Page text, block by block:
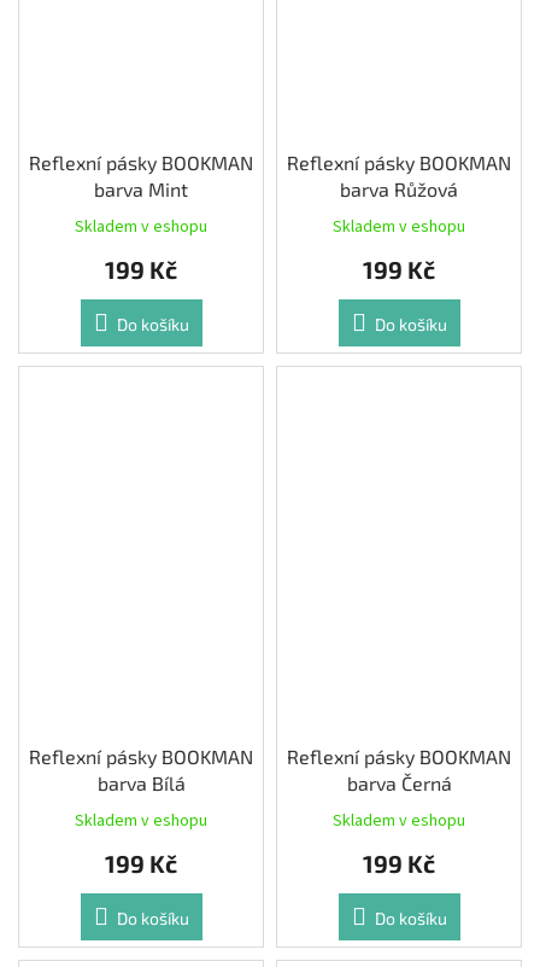
Reflexní pásky BOOKMAN
barva Mint
Skladem v eshopu
199 Kč
Do košíku
Reflexní pásky BOOKMAN
barva Růžová
Skladem v eshopu
199 Kč
Do košíku
Reflexní pásky BOOKMAN
barva Bílá
Skladem v eshopu
199 Kč
Do košíku
Reflexní pásky BOOKMAN
barva Černá
Skladem v eshopu
199 Kč
Do košíku